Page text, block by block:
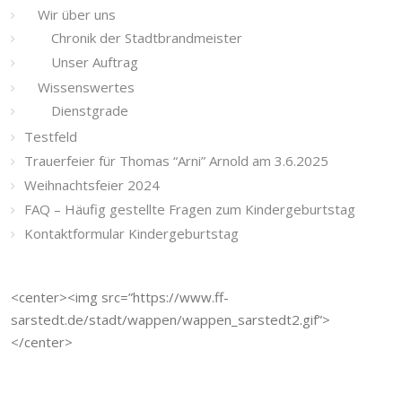
Wir über uns
Chronik der Stadtbrandmeister
Unser Auftrag
Wissenswertes
Dienstgrade
Testfeld
Trauerfeier für Thomas “Arni” Arnold am 3.6.2025
Weihnachtsfeier 2024
FAQ – Häufig gestellte Fragen zum Kindergeburtstag
Kontaktformular Kindergeburtstag
<center><img src=”https://www.ff-
sarstedt.de/stadt/wappen/wappen_sarstedt2.gif”>
</center>